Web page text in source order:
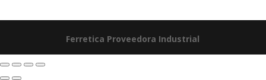
Ferretica Proveedora Industrial